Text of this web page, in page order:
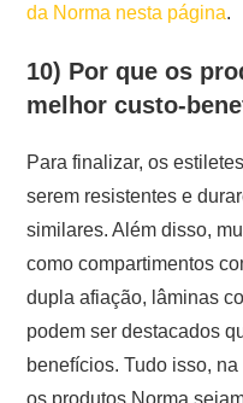
da Norma nesta página.
10) Por que os
melhor custo-
Para finalizar, os
serem resistentes e
similares. Além disso,
como compartimentos
dupla afiação, lâminas
podem ser destacados
benefícios. Tudo isso,
os produtos Norma